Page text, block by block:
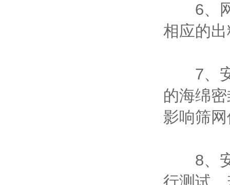
6、网
相应的
7、安
的海绵
影响筛
8、安